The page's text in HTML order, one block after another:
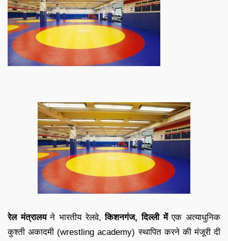
रेल मंत्रालयने भारतीय रेलवे,किशनगंज, दिल्ली मेंएक अत्याधुनिक
कुश्ती अकादमी (wrestling academy) स्थापित करने की मंजूरी दी